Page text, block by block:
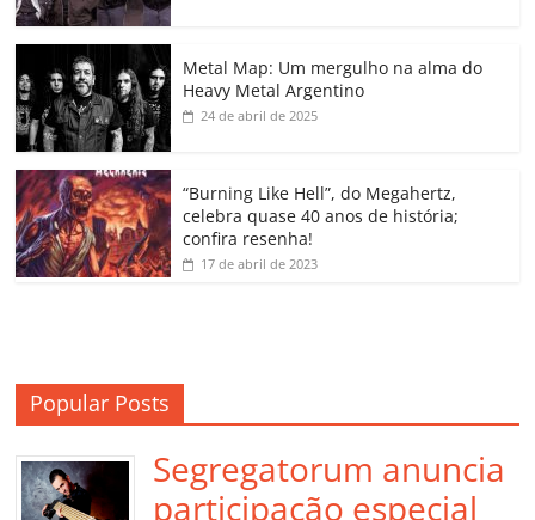
o
o
k
p a
ss
o
m
k h
Metal Map: Um mergulho na alma do
Heavy Metal Argentino
24 de abril de 2025
“Burning Like Hell”, do Megahertz,
celebra quase 40 anos de história;
confira resenha!
17 de abril de 2023
Popular Posts
Segregatorum anuncia
participação especial